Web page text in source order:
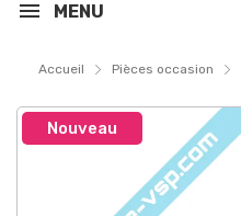
MENU
Accueil Pièces occasion
Nouveau